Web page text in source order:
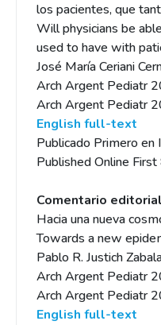
los pacientes, que
Will physicians be
used to have with
José María Ceriani
Arch Argent Pediatr
Arch Argent Pediatr
English full-text
Publicado Primero
Published Online
Comentario
Hacia una nueva
Towards a new
Pablo R. Justich
Arch Argent Pediatr
Arch Argent Pediatr
English full-text